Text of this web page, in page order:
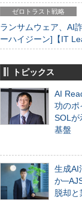
ゼロトラスト戦略
ランサムウェア、AI
ーハイジーン]【IT
トピックス
AI
功のポ
SOLが
基盤
生成AI
か
脱却と